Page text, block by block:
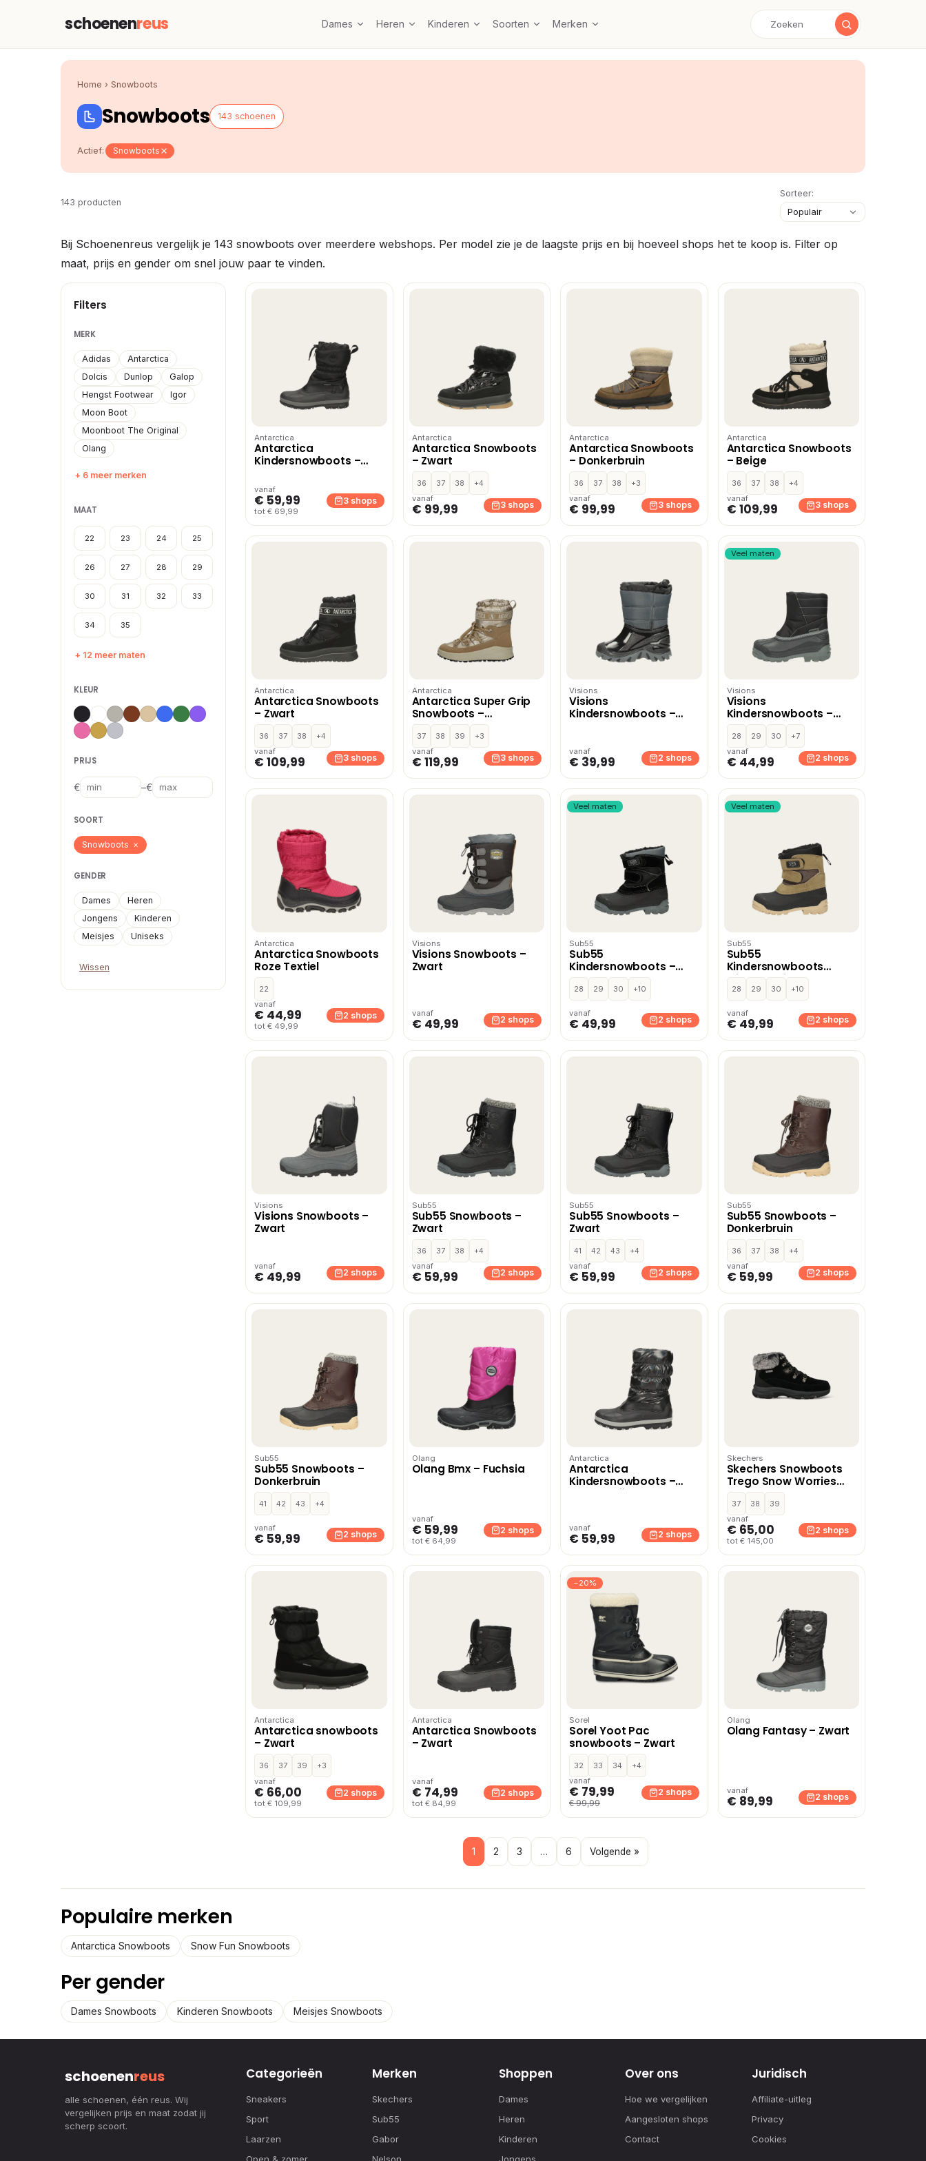
schoenenreus Dames Heren Kinderen Soorten Merken
Home › Snowboots
Snowboots 143 schoenen
Actief: Snowboots
143 producten
Sorteer:
Bij Schoenenreus vergelijk je 143 snowboots over meerdere webshops. Per model zie je de laagste prijs en bij hoeveel shops het te koop is. Filter op
maat, prijs en gender om snel jouw paar te vinden.
Filters
MERK
Adidas
Antarctica
Dolcis
Dunlop
Galop
Hengst Footwear
Igor
Moon Boot
Moonboot The Original
Olang
+ 6 meer merken
MAAT
22 23 24 25
26 27 28 29
30 31 32 33
34 35
+ 12 meer maten
KLEUR
PRIJS
€ –€
SOORT
Snowboots ×
GENDER
Dames
Heren
Jongens
Kinderen
Meisjes
Uniseks
Wissen
Antarctica
Antarctica
Kindersnowboots –
vanaf
€ 59,99
tot € 69,99
3 shops
Antarctica
Antarctica Snowboots
– Zwart
36 37 38
+4
vanaf
€ 99,99 3 shops
Antarctica
Antarctica Snowboots
– Donkerbruin
36 37 38
+3
vanaf
€ 99,99 3 shops
Antarctica
Antarctica Snowboots
– Beige
36 37 38
+4
vanaf
€ 109,99 3 shops
Antarctica
Antarctica Snowboots
– Zwart
36 37 38
+4
vanaf
€ 109,99 3 shops
Antarctica
Antarctica Super Grip
Snowboots –
Goudkleur
37 38 39
+3
vanaf
€ 119,99 3 shops
Visions
Visions
Kindersnowboots –
vanaf
€ 39,99 2 shops
Veel maten
Visions
Visions
Kindersnowboots –
Zwart
28 29 30
+7
vanaf
€ 44,99 2 shops
Antarctica
Antarctica Snowboots
Roze Textiel
22
vanaf
€ 44,99
tot € 49,99
2 shops
Visions
Visions Snowboots –
Zwart
vanaf
€ 49,99 2 shops
Veel maten
Sub55
Sub55
Kindersnowboots –
Zwart
28 29 30 +10
vanaf
€ 49,99 2 shops
Veel maten
Sub55
Sub55
Kindersnowboots
Middel Bruin –
Middelbruin
28 29 30 +10
vanaf
€ 49,99 2 shops
Visions
Visions Snowboots –
Zwart
vanaf
€ 49,99 2 shops
Sub55
Sub55 Snowboots –
Zwart
36 37 38
+4
vanaf
€ 59,99 2 shops
Sub55
Sub55 Snowboots –
Zwart
41 42 43
+4
vanaf
€ 59,99 2 shops
Sub55
Sub55 Snowboots –
Donkerbruin
36 37 38
+4
vanaf
€ 59,99 2 shops
Sub55
Sub55 Snowboots –
Donkerbruin
41 42 43 +4
vanaf
€ 59,99 2 shops
Olang
Olang Bmx – Fuchsia
vanaf
€ 59,99
tot € 64,99
2 shops
Antarctica
Antarctica
Kindersnowboots –
Donkergrijs
vanaf
€ 59,99 2 shops
Skechers
Skechers Snowboots
Trego Snow Worries
Zwart
37 38
39
vanaf
€ 65,00
tot € 145,00
2 shops
Antarctica
Antarctica snowboots
– Zwart
36 37 39
+3
vanaf
€ 66,00
tot € 109,99
2 shops
Antarctica
Antarctica Snowboots
– Zwart
vanaf
€ 74,99
tot € 84,99
2 shops
−20%
Sorel
Sorel Yoot Pac
snowboots – Zwart
32 33 34
+4
vanaf
€ 79,99
€ 99,99
2 shops
Olang
Olang Fantasy – Zwart
vanaf
€ 89,99 2 shops
1 2 3 … 6 Volgende »
Populaire merken
Antarctica Snowboots Snow Fun Snowboots
Per gender
Dames Snowboots Kinderen Snowboots Meisjes Snowboots
schoenenreus
alle schoenen, één reus. Wij
vergelijken prijs en maat zodat jij
scherp scoort.
Categorieën
Sneakers
Sport
Laarzen
Merken
Skechers
Sub55
Gabor
Shoppen
Dames
Heren
Kinderen
Over ons
Hoe we vergelijken
Aangesloten shops
Contact
Juridisch
Affiliate-uitleg
Privacy
Cookies